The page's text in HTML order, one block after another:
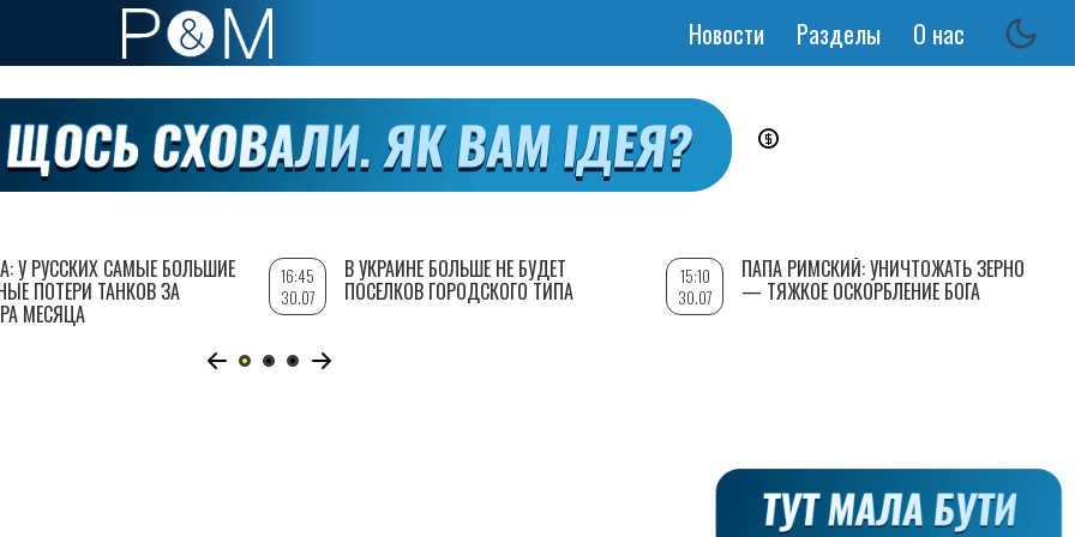
Основная
Новости Разделы О нас
У РУССКИХ САМЫЕ БОЛЬШИЕ
ПОТЕРИ ТАНКОВ ЗА
МЕСЯЦА
16:45
30.07
В УКРАИНЕ БОЛЬШЕ НЕ БУДЕТ
ПОСЕЛКОВ ГОРОДСКОГО ТИПА
15:10
30.07
ПАПА РИМСКИЙ: УНИЧТОЖАТЬ ЗЕРНО
— ТЯЖКОЕ ОСКОРБЛЕНИЕ БОГА